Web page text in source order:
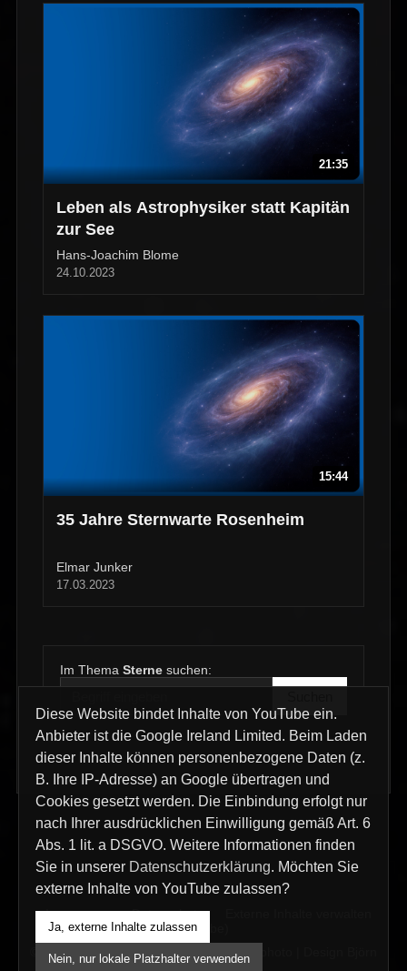
21:35
Leben als Astrophysiker statt Kapitän
zur See
Hans-Joachim Blome
24.10.2023
15:44
35 Jahre Sternwarte Rosenheim
Elmar Junker
17.03.2023
Im Thema Sternesuchen:
Impressum Datenschutz
(YouTube)
© 2026 interklicks KG | interklicks film & photo | Design Björn
Pucks
Diese Website bindet Inhalte von YouTube ein.
Anbieter ist die Google Ireland Limited. Beim Laden
dieser Inhalte können personenbezogene Daten (z.
B. Ihre IP-Adresse) an Google übertragen und
Cookies gesetzt werden. Die Einbindung erfolgt nur
nach Ihrer ausdrücklichen Einwilligung gemäß Art. 6
Abs. 1 lit. a DSGVO. Weitere Informationen finden
Sie in unserer Datenschutzerklärung. Möchten Sie
externe Inhalte von YouTube zulassen?
Ja, externe Inhalte zulassen
Nein, nur lokale Platzhalter verwenden